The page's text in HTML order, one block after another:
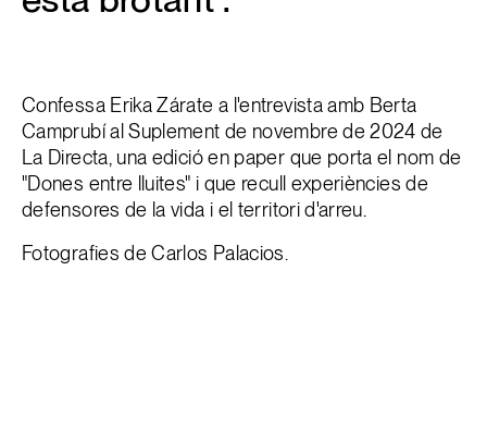
Confessa Erika Zárate a l'entrevista amb Berta
Camprubí al Suplement de novembre de 2024 de
La Directa, una edició en paper que porta el nom de
"Dones entre lluites" i que recull experiències de
defensores de la vida i el territori d'arreu.
Fotografies de Carlos Palacios.